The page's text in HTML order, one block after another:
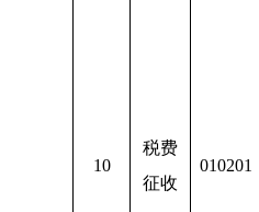
10
税费
征收
010201